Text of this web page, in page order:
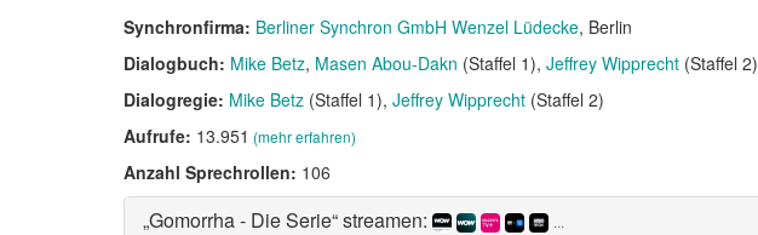
Synchronfirma: Berliner Synchron GmbH Wenzel Lüdecke, Berlin
Dialogbuch: Mike Betz Masen Abou-Dakn (Staffel 1) Jeffrey Wipprecht (Staffel 2)
Dialogregie: Mike Betz (Staffel 1) Jeffrey Wipprecht (Staffel 2)
Aufrufe: 13.951 (mehr erfahren)
Anzahl Sprechrollen: 106
„Gomorrha - Die Serie“ streamen: ...